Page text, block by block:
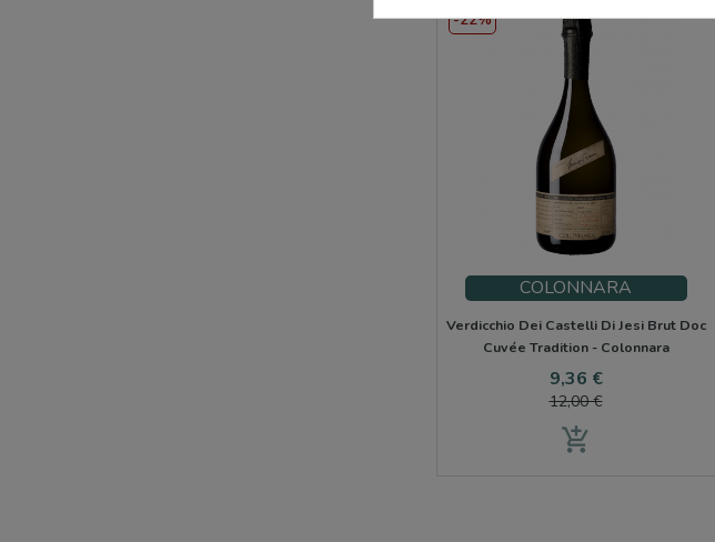
COLONNARA
Verdicchio Dei Castelli Di Jesi Brut Doc
Cuvée Tradition - Colonnara
Prix
9,36 €Prix
de
12,00 €
add_shopping_cart
-22%